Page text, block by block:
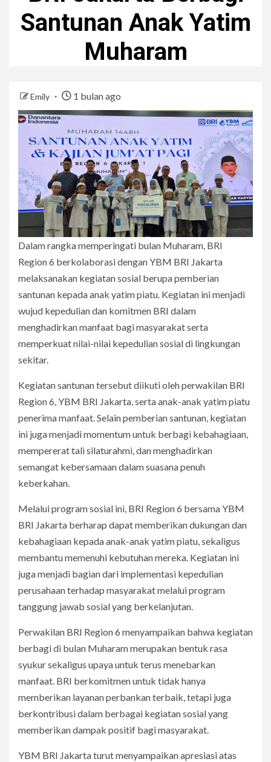
Santunan Anak Yatim
Muharam
Emily 1 bulan ago
Dalam rangka memperingati bulan Muharam, BRI
Region 6 berkolaborasi dengan YBM BRI Jakarta
melaksanakan kegiatan sosial berupa pemberian
santunan kepada anak yatim piatu. Kegiatan ini menjadi
wujud kepedulian dan komitmen BRI dalam
menghadirkan manfaat bagi masyarakat serta
memperkuat nilai-nilai kepedulian sosial di lingkungan
sekitar.
Kegiatan santunan tersebut diikuti oleh perwakilan BRI
Region 6, YBM BRI Jakarta, serta anak-anak yatim piatu
penerima manfaat. Selain pemberian santunan, kegiatan
ini juga menjadi momentum untuk berbagi kebahagiaan,
mempererat tali silaturahmi, dan menghadirkan
semangat kebersamaan dalam suasana penuh
keberkahan.
Melalui program sosial ini, BRI Region 6 bersama YBM
BRI Jakarta berharap dapat memberikan dukungan dan
kebahagiaan kepada anak-anak yatim piatu, sekaligus
membantu memenuhi kebutuhan mereka. Kegiatan ini
juga menjadi bagian dari implementasi kepedulian
perusahaan terhadap masyarakat melalui program
tanggung jawab sosial yang berkelanjutan.
Perwakilan BRI Region 6 menyampaikan bahwa kegiatan
berbagi di bulan Muharam merupakan bentuk rasa
syukur sekaligus upaya untuk terus menebarkan
manfaat. BRI berkomitmen untuk tidak hanya
memberikan layanan perbankan terbaik, tetapi juga
berkontribusi dalam berbagai kegiatan sosial yang
memberikan dampak positif bagi masyarakat.
YBM BRI Jakarta turut menyampaikan apresiasi atas